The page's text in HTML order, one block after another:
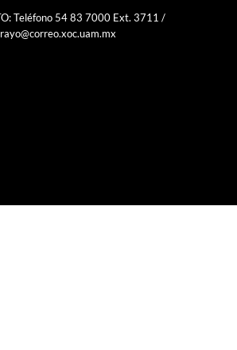
Teléfono 54 83 7000 Ext. 3711 /
rayo@correo.xoc.uam.mx